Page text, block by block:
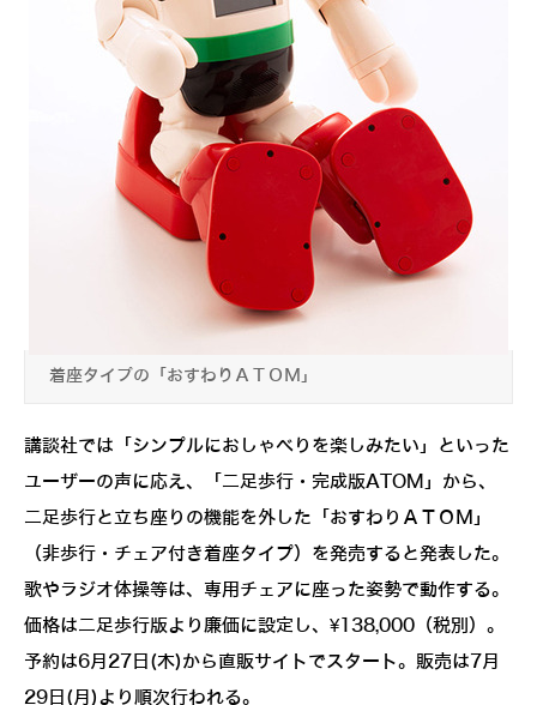
着座タイプの「おすわりＡＴＯＭ」
講談社では「シンプルにおしゃべりを楽しみたい」といった
ユーザーの声に応え、「二足歩行・完成版ATOM」から、
二足歩行と立ち座りの機能を外した「おすわりＡＴＯＭ」
（非歩行・チェア付き着座タイプ）を発売すると発表した。
歌やラジオ体操等は、専用チェアに座った姿勢で動作する。
価格は二足歩行版より廉価に設定し、¥138,000（税別）。
予約は6月27日(木)から直販サイトでスタート。販売は7月
29日(月)より順次行われる。